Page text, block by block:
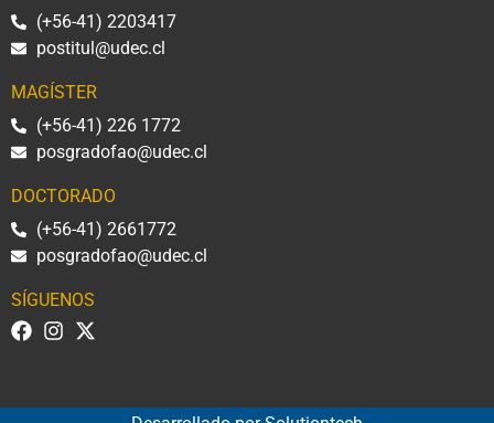
(+56-41) 2203417
postitul@udec.cl
MAGÍSTER
(+56-41) 226 1772
posgradofao@udec.cl
DOCTORADO
(+56-41) 2661772
posgradofao@udec.cl
SÍGUENOS